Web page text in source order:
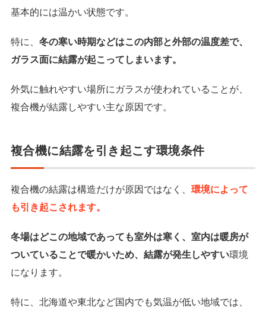
基本的には温かい状態です。
特に、 冬の寒い時期などはこの内部と外部の温度差で、
ガラス面に結露が起こってしまいます。
外気に触れやすい場所にガラスが使われていることが、
複合機が結露しやすい主な原因です。
複合機に結露を引き起こす環境条件
複合機の結露は構造だけが原因ではなく、 環境によって
も引き起こされます。
冬場はどこの地域であっても室外は寒く、室内は暖房が
ついていることで暖かいため、結露が発生しやすい環境
になります。
特に、北海道や東北など国内でも気温が低い地域では、